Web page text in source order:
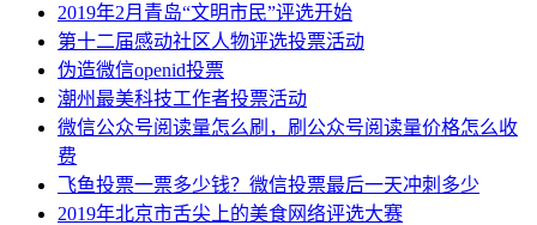
2019年2月青岛“文明市民”评选开始
第十二届感动社区人物评选投票活动
伪造微信openid投票
潮州最美科技工作者投票活动
微信公众号阅读量怎么刷，刷公众号阅读量价格怎么收
费
飞鱼投票一票多少钱？微信投票最后一天冲刺多少
2019年北京市舌尖上的美食网络评选大赛